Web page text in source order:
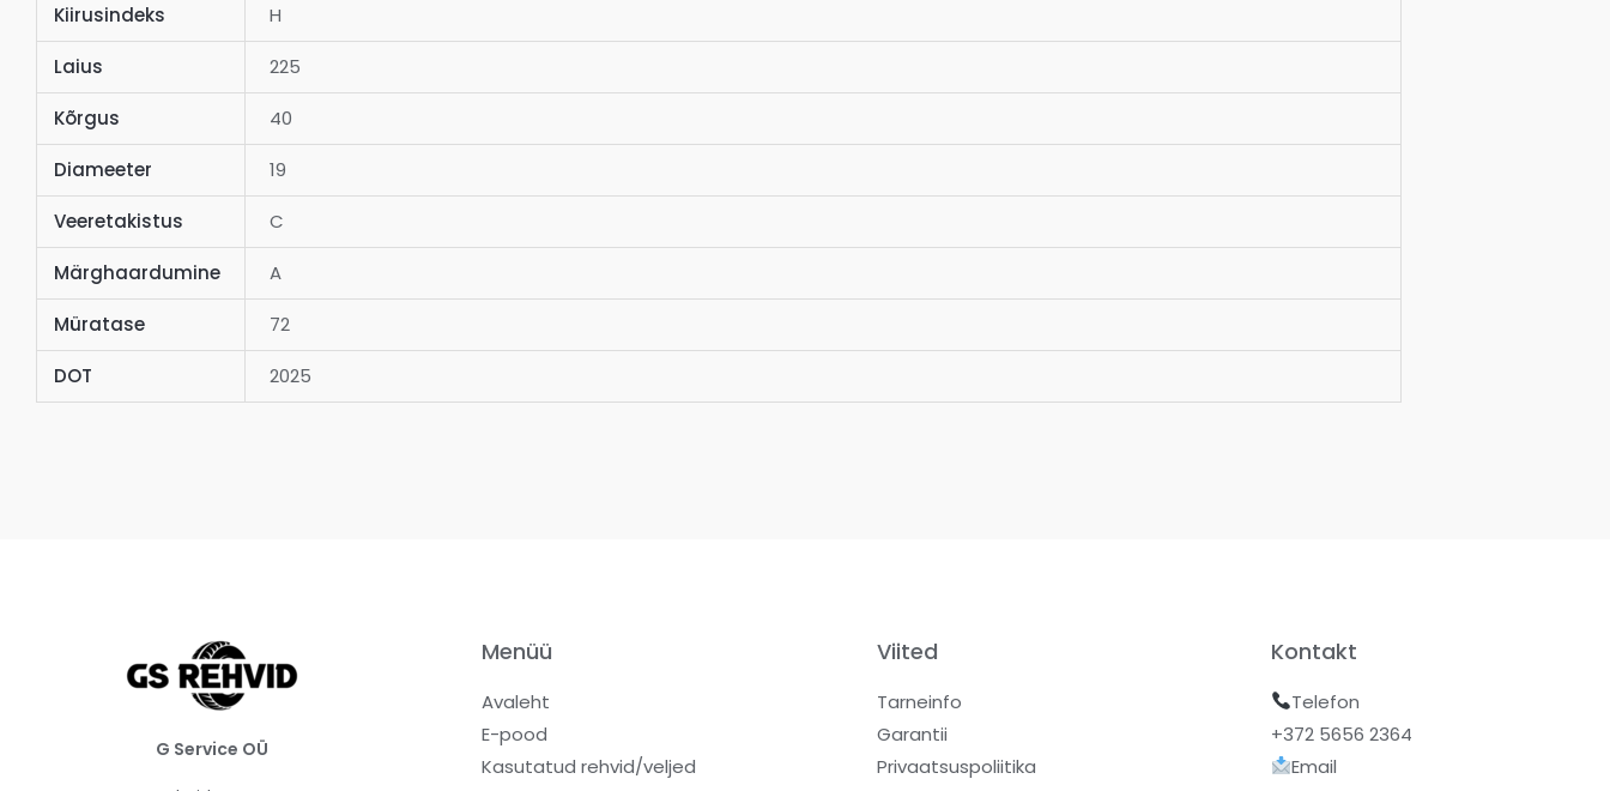
Kiirusindeks H
Laius 225
Kõrgus 40
Diameeter 19
Veeretakistus C
Märghaardumine A
Müratase 72
DOT 2025
G Service OÜ
Menüü
Avaleht
E-pood
Kasutatud rehvid/veljed
Viited
Tarneinfo
Garantii
Privaatsuspoliitika
Kontakt
Telefon
+372 5656 2364
Email